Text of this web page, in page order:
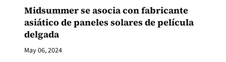
Midsummer se asocia con fabricante
asiático de paneles solares de película
delgada
May 06, 2024